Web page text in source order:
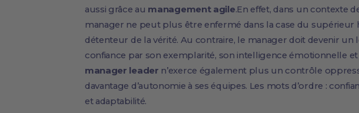
aussi grâce au management agile.En effet, dans un contexte
manager ne peut plus être enfermé dans la case du supérieur
détenteur de la vérité. Au contraire, le manager doit devenir un
confiance par son exemplarité, son intelligence émotionnelle et
manager leader n’exerce également plus un contrôle
davantage d’autonomie à ses équipes. Les mots d’ordre :
et adaptabilité.